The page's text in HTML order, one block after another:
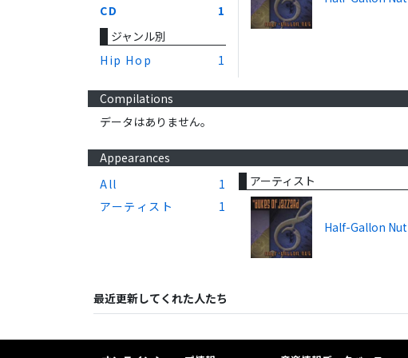
CD
1
ジャンル別
Hip Hop
1
Compilations
データはありません。
Appearances
All
1
アーティスト
1
アーティスト
Half-Gallon Nut
最近更新してくれた人たち